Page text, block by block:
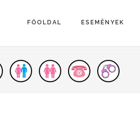
FŐOLDAL ESEMÉNYEK